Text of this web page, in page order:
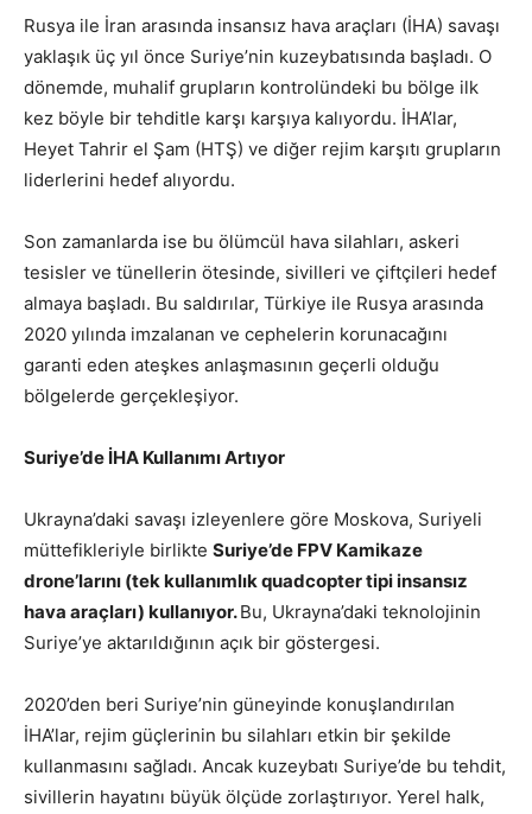
Rusya ile İran arasında insansız hava araçları (İHA) savaşı
yaklaşık üç yıl önce Suriye’nin kuzeybatısında başladı. O
dönemde, muhalif grupların kontrolündeki bu bölge ilk
kez böyle bir tehditle karşı karşıya kalıyordu. İHA’lar,
Heyet Tahrir el Şam (HTŞ) ve diğer rejim karşıtı grupların
liderlerini hedef alıyordu.
Son zamanlarda ise bu ölümcül hava silahları, askeri
tesisler ve tünellerin ötesinde, sivilleri ve çiftçileri hedef
almaya başladı. Bu saldırılar, Türkiye ile Rusya arasında
2020 yılında imzalanan ve cephelerin korunacağını
garanti eden ateşkes anlaşmasının geçerli olduğu
bölgelerde gerçekleşiyor.
Suriye’de İHA Kullanımı Artıyor
Ukrayna’daki savaşı izleyenlere göre Moskova, Suriyeli
müttefikleriyle birlikte Suriye’de FPV Kamikaze
drone’larını (tek kullanımlık quadcopter tipi insansız
hava araçları) kullanıyor.Bu, Ukrayna’daki teknolojinin
Suriye’ye aktarıldığının açık bir göstergesi.
2020’den beri Suriye’nin güneyinde konuşlandırılan
İHA’lar, rejim güçlerinin bu silahları etkin bir şekilde
kullanmasını sağladı. Ancak kuzeybatı Suriye’de bu tehdit,
sivillerin hayatını büyük ölçüde zorlaştırıyor. Yerel halk,